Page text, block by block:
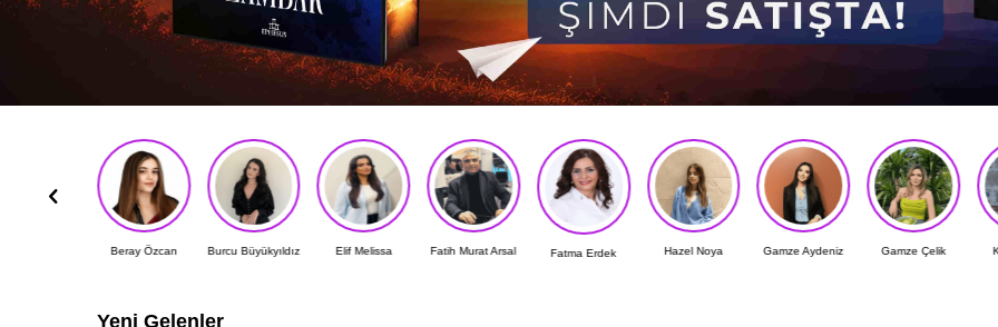
Burcu Büyükyıldız Elif Melissa Fatih Murat Arsal Fatma Erdek Hazel Noya Gamze Aydeniz Gamze Çelik Kader Arvas
Yeni Gelenler